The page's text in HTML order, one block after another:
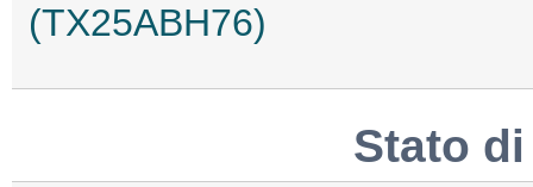
(TX25ABH76)
Stato